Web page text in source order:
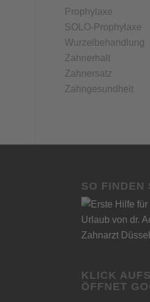
Prophylaxe
SOLO-Prophylaxe
Wurzelbehandlung
Zahnerhalt
Zahnersatz
Zahngesundheit
SO FINDEN
KLICK
ÖFFNET